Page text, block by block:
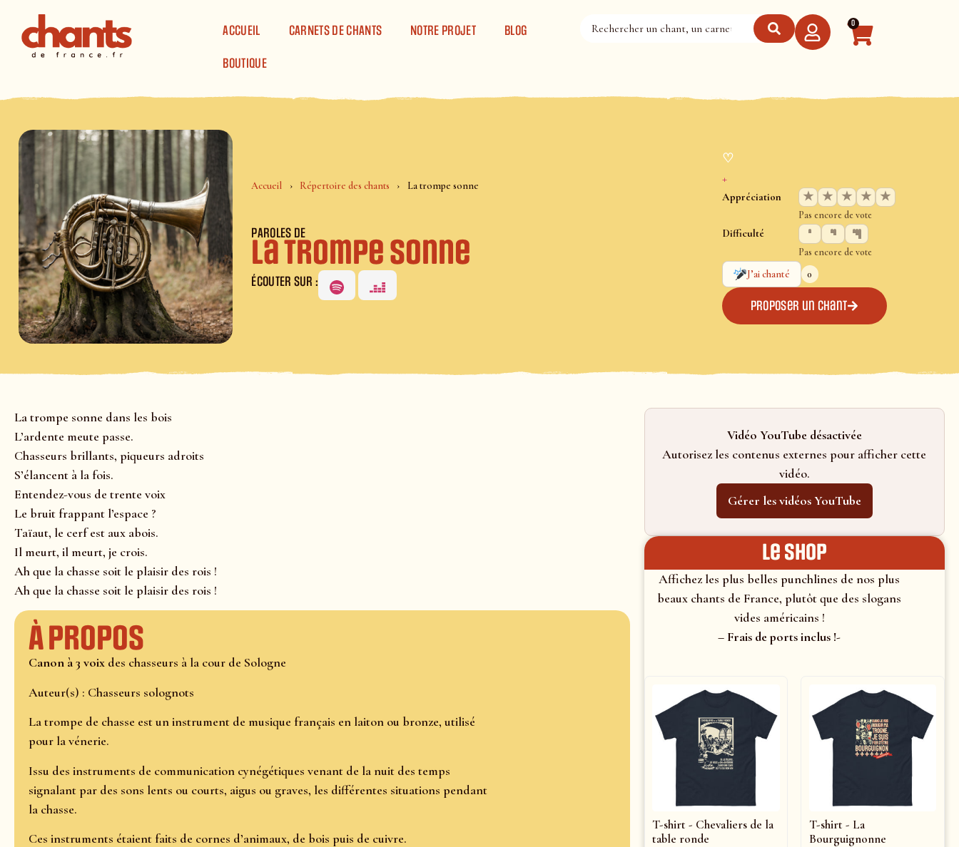
ACCUEIL
CARNETS DE CHANTS NOTRE PROJET BLOG
BOUTIQUE
0
Accueil Répertoire des chants La trompe sonne
PAROLES DE
La trompe sonne
ÉCOUTER SUR :
♡
+
Appréciation ★ ★ ★ ★ ★
Pas encore de vote
Difficulté
Pas encore de vote
J’ai chanté
0
Proposer un chant
La trompe sonne dans les bois
L’ardente meute passe.
Chasseurs brillants, piqueurs adroits
S’élancent à la fois.
Entendez-vous de trente voix
Le bruit frappant l’espace ?
Taïaut, le cerf est aux abois.
Il meurt, il meurt, je crois.
Ah que la chasse soit le plaisir des rois !
Ah que la chasse soit le plaisir des rois !
À propos
Canon à 3 voix des chasseurs à la cour de Sologne
Auteur(s) : Chasseurs solognots
La trompe de chasse est un instrument de musique français en laiton ou bronze, utilisé
pour la vénerie.
Issu des instruments de communication cynégétiques venant de la nuit des temps
signalant par des sons lents ou courts, aigus ou graves, les différentes situations pendant
la chasse.
Ces instruments étaient faits de cornes d’animaux, de bois puis de cuivre.
Vidéo YouTube désactivée
Autorisez les contenus externes pour afficher cette
vidéo.
Gérer les vidéos YouTube
le shop
Affichez les plus belles punchlines de nos plus
beaux chants de France, plutôt que des slogans
vides américains !
– Frais de ports inclus !-
T-shirt - Chevaliers de la
table ronde
T-shirt - La
Bourguignonne